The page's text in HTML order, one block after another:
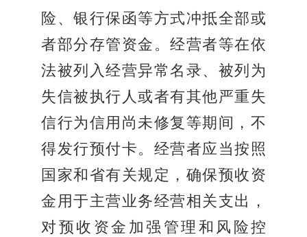
险、银行保函等方式冲抵全部或
者部分存管资金。经营者等在依
法被列入经营异常名录、被列为
失信被执行人或者有其他严重失
信行为信用尚未修复等期间，不
得发行预付卡。经营者应当按照
国家和省有关规定，确保预收资
金用于主营业务经营相关支出，
对预收资金加强管理和风险控